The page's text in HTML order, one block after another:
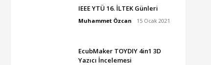
IEEE YTÜ 16. İLTEK Günleri
Muhammet Özcan 15 Ocak 2021
EcubMaker TOYDIY 4in1 3D
Yazıcı İncelemesi